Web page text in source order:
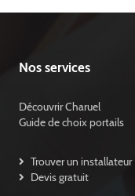
Nos services
Découvrir Charuel
Guide de choix portails
Trouver un installateur
Devis gratuit